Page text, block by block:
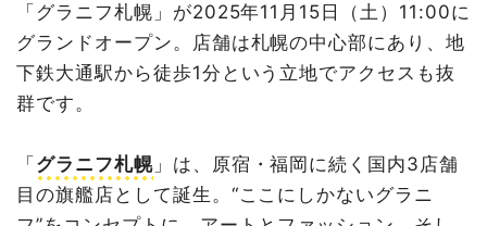
「グラニフ札幌」が2025年11月15日（土）11:00に
グランドオープン。店舗は札幌の中心部にあり、地
下鉄大通駅から徒歩1分という立地でアクセスも抜
群です。
「 グラニフ札幌」は、原宿・福岡に続く国内3店舗
目の旗艦店として誕生。“ここにしかないグラニ